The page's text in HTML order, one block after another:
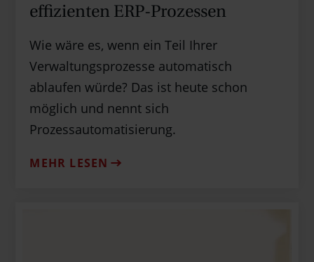
effi­zien­ten ERP-Pro­zessen
Wie wäre es, wenn ein Teil Ihrer
Verwaltungsprozesse automatisch
ablaufen würde? Das ist heute schon
möglich und nennt sich
Prozessautomatisierung.
MEHR LESEN